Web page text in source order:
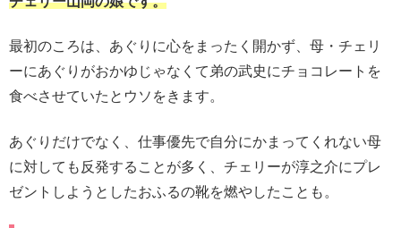
最初のころは、あぐりに心をまったく開かず、母・チェリ
ーにあぐりがおかゆじゃなくて弟の武史にチョコレートを
食べさせていたとウソをきます。
あぐりだけでなく、仕事優先で自分にかまってくれない母
に対しても反発することが多く、チェリーが淳之介にプレ
ゼントしようとしたおふるの靴を燃やしたことも。